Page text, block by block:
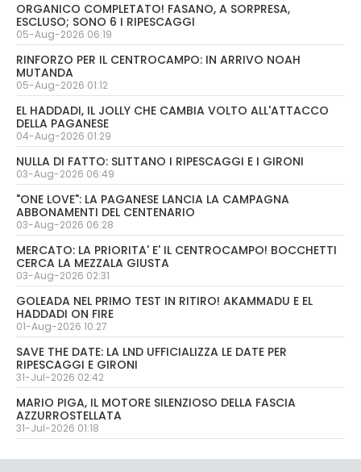
ORGANICO COMPLETATO! FASANO, A SORPRESA,
ESCLUSO; SONO 6 I RIPESCAGGI
05-Aug-2026 06:19
RINFORZO PER IL CENTROCAMPO: IN ARRIVO NOAH
MUTANDA
05-Aug-2026 01:12
EL HADDADI, IL JOLLY CHE CAMBIA VOLTO ALL'ATTACCO
DELLA PAGANESE
04-Aug-2026 01:29
NULLA DI FATTO: SLITTANO I RIPESCAGGI E I GIRONI
03-Aug-2026 06:49
"ONE LOVE": LA PAGANESE LANCIA LA CAMPAGNA
ABBONAMENTI DEL CENTENARIO
03-Aug-2026 06:28
MERCATO: LA PRIORITA' E' IL CENTROCAMPO! BOCCHETTI
CERCA LA MEZZALA GIUSTA
03-Aug-2026 02:31
GOLEADA NEL PRIMO TEST IN RITIRO! AKAMMADU E EL
HADDADI ON FIRE
01-Aug-2026 10:27
SAVE THE DATE: LA LND UFFICIALIZZA LE DATE PER
RIPESCAGGI E GIRONI
31-Jul-2026 02:42
MARIO PIGA, IL MOTORE SILENZIOSO DELLA FASCIA
AZZURROSTELLATA
31-Jul-2026 01:18